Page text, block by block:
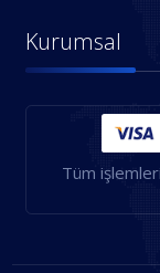
Kurumsal
Tüm